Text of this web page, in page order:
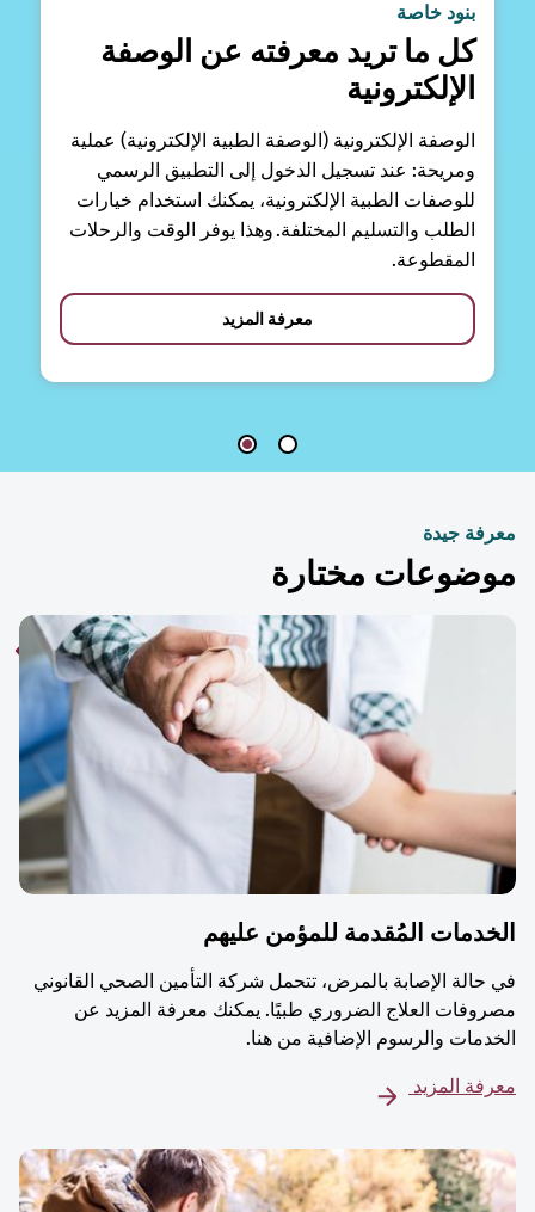
بنود خاصة
كل ما تريد معرفته عن الوصفة
الإلكترونية
الوصفة الإلكترونية (الوصفة الطبية الإلكترونية) عملية
ومريحة: عند تسجيل الدخول إلى التطبيق الرسمي
للوصفات الطبية الإلكترونية، يمكنك استخدام خيارات
الطلب والتسليم المختلفة. وهذا يوفر الوقت والرحلات
المقطوعة.
معرفة المزيد
جيدة
مختارة
المُقدمة للمؤمن عليهم
الإصابة بالمرض، تتحمل شركة التأمين الصحي القانوني
العلاج الضروري طبيًا. يمكنك معرفة المزيد عن
والرسوم الإضافية من هنا.
المزيد